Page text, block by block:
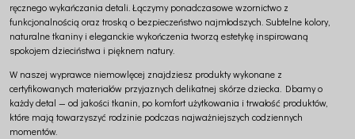
ręcznego wykańczania detali. Łączymy ponadczasowe wzornictwo z
funkcjonalnością oraz troską o bezpieczeństwo najmłodszych. Subtelne kolory,
naturalne tkaniny i eleganckie wykończenia tworzą estetykę inspirowaną
spokojem dzieciństwa i pięknem natury.
W naszej wyprawce niemowlęcej znajdziesz produkty wykonane z
certyfikowanych materiałów przyjaznych delikatnej skórze dziecka. Dbamy o
każdy detal — od jakości tkanin, po komfort użytkowania i trwałość produktów,
które mają towarzyszyć rodzinie podczas najważniejszych codziennych
momentów.